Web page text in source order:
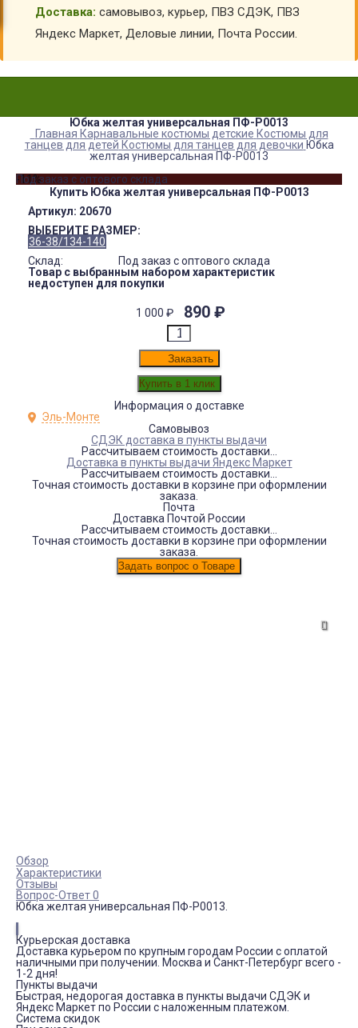
Доставка: самовывоз, курьер, ПВЗ СДЭК, ПВЗ
Яндекс Маркет, Деловые линии, Почта России.
Юбка желтая универсальная ПФ-P0013
Главная Карнавальные костюмы детские Костюмы для
танцев для детей Костюмы для танцев для девочки Юбка
желтая универсальная ПФ-P0013
-11%
Под заказ с оптового склада
Купить Юбка желтая универсальная ПФ-P0013
Артикул: 20670
ВЫБЕРИТЕ РАЗМЕР:
36-38/134-140
Склад:
Под заказ с оптового склада
Товар с выбранным набором характеристик
недоступен для покупки
1 000 ₽ 890 ₽
Заказать
Информация о доставке
Эль-Монте
Самовывоз
СДЭК доставка в пункты выдачи
Рассчитываем стоимость доставки...
Доставка в пункты выдачи Яндекс Маркет
Рассчитываем стоимость доставки...
Точная стоимость доставки в корзине при оформлении
заказа.
Почта
Доставка Почтой России
Рассчитываем стоимость доставки...
Точная стоимость доставки в корзине при оформлении
заказа.
Обзор
Характеристики
Отзывы
Вопрос-Ответ 0
Юбка желтая универсальная ПФ-P0013.
Курьерская доставка
Доставка курьером по крупным городам России с оплатой
наличными при получении. Москва и Санкт-Петербург всего -
1-2 дня!
Пункты выдачи
Быстрая, недорогая доставка в пункты выдачи СДЭК и
Яндекс Маркет по России с наложенным платежом.
Система скидок